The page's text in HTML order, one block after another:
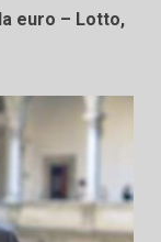
euro – Lotto,